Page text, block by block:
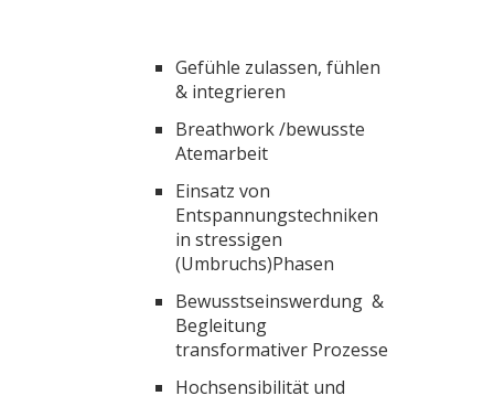
Gefühle zulassen, fühlen
& integrieren
Breathwork /bewusste
Atemarbeit
Einsatz von
Entspannungstechniken
in stressigen
(Umbruchs)Phasen
Bewusstseinswerdung &
Begleitung
transformativer Prozesse
Hochsensibilität und